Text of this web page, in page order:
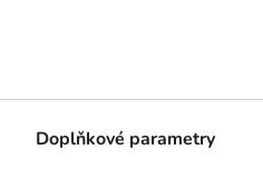
Doplňkové parametry